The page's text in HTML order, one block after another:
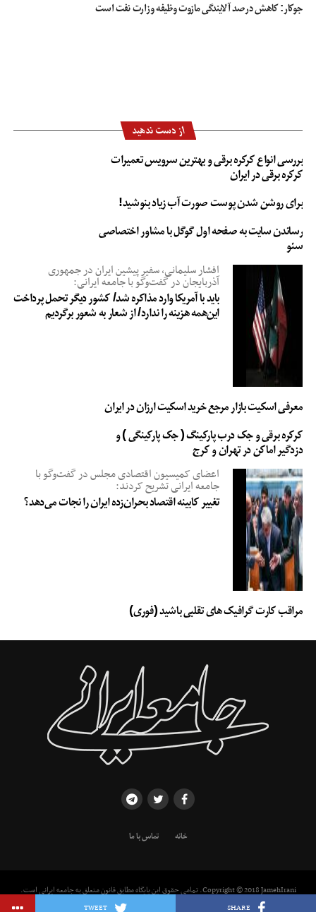
SHARE
TWEET
جوکار: کاهش درصد آلایندگی مازوت وظیفه وزارت نفت است
از دست ندهید
بررسی انواع کرکره برقی و بهترین سرویس تعمیرات
کرکره برقی در ایران
برای روشن شدن پوست صورت آب زیاد بنوشید!
رساندن سایت به صفحه اول گوگل با مشاور اختصاصی
سئو
افشار سلیمانی، سفیر پیشین ایران در جمهوری
آذربایجان در گفت‌وگو با جامعه ایرانی:
باید با آمریکا وارد مذاکره شد/ کشور دیگر تحمل پرداخت
این‌همه هزینه را ندارد/ از شعار به شعور برگردیم
معرفی اسکیت بازار مرجع خرید اسکیت ارزان در ایران
کرکره برقی و جک درب پارکینگ ( جک پارکینگی ) و
دزدگیر اماکن در تهران و کرج
اعضای کمیسیون اقتصادی مجلس در گفت‌وگو با
جامعه ایرانی تشریح کردند:
تغییر کابینه اقتصاد بحران‌زده ایران را نجات می‌دهد؟
مراقب کارت گرافیک های تقلبی باشید (فوری)
خانه تماس با ما
Copyright © 2018 JamehIrani. تمامی حقوق این پایگاه مطابق قانون متعلق به جامعه ایرانی است.
استفاده از مطالب با ذکر منبع بلامانع است.